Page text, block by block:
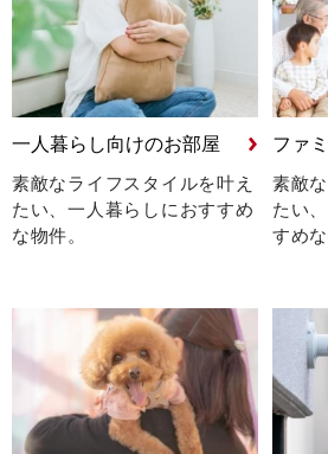
一人暮らし向けのお部屋
素敵なライフスタイルを叶え
たい、一人暮らしにおすすめ
な物件。
ファ
素敵
たい、
すめな